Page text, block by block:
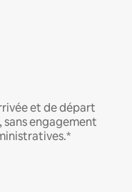
et de départ
sans engagement